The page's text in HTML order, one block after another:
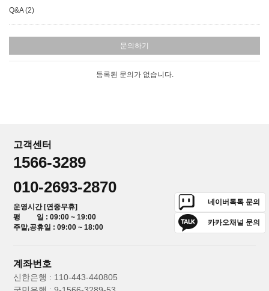
Q&A (2)
문의하기
등록된 문의가 없습니다.
고객센터
1566-3289
010-2693-2870
운영시간 [연중무휴]
평 일 : 09:00 ~ 19:00
주말,공휴일 : 09:00 ~ 18:00
네이버톡톡 문의
카카오채널 문의
계좌번호
신한은행 : 110-443-440805